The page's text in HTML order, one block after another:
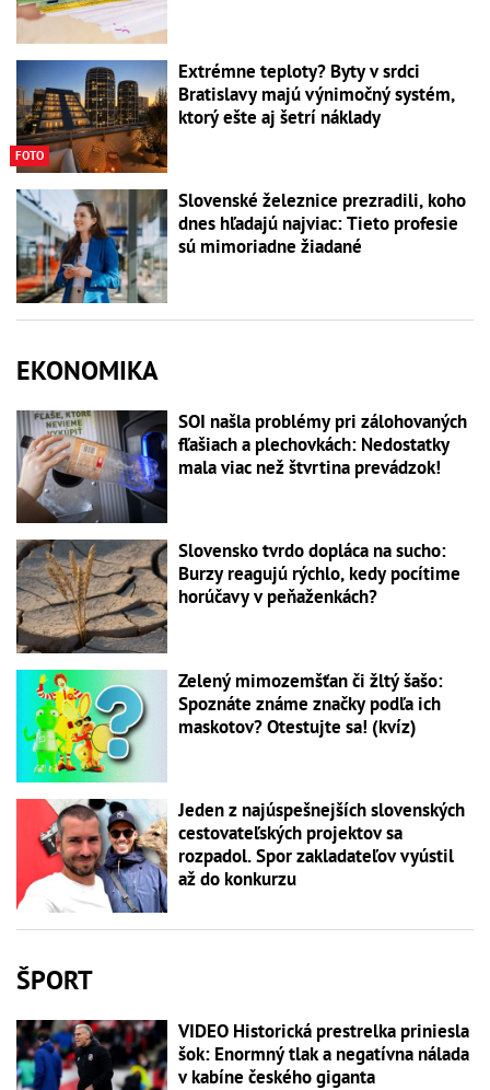
FOTO
Extrémne teploty? Byty v srdci
Bratislavy majú výnimočný systém,
ktorý ešte aj šetrí náklady
Slovenské železnice prezradili, koho
dnes hľadajú najviac: Tieto profesie
sú mimoriadne žiadané
EKONOMIKA
SOI našla problémy pri zálohovaných
fľašiach a plechovkách: Nedostatky
mala viac než štvrtina prevádzok!
Slovensko tvrdo dopláca na sucho:
Burzy reagujú rýchlo, kedy pocítime
horúčavy v peňaženkách?
Zelený mimozemšťan či žltý šašo:
Spoznáte známe značky podľa ich
maskotov? Otestujte sa! (kvíz)
Jeden z najúspešnejších slovenských
cestovateľských projektov sa
rozpadol. Spor zakladateľov vyústil
až do konkurzu
ŠPORT
VIDEO Historická prestrelka priniesla
šok: Enormný tlak a negatívna nálada
v kabíne českého giganta